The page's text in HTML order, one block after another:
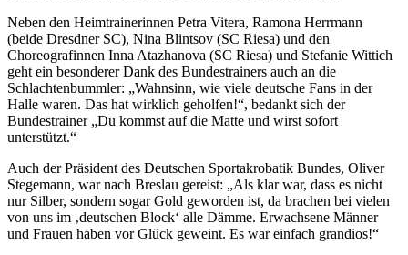
Neben den Heimtrainerinnen Petra Vitera, Ramona Herrmann
(beide Dresdner SC), Nina Blintsov (SC Riesa) und den
Choreografinnen Inna Atazhanova (SC Riesa) und Stefanie Wittich
geht ein besonderer Dank des Bundestrainers auch an die
Schlachtenbummler: „Wahnsinn, wie viele deutsche Fans in der
Halle waren. Das hat wirklich geholfen!“, bedankt sich der
Bundestrainer „Du kommst auf die Matte und wirst sofort
unterstützt.“
Auch der Präsident des Deutschen Sportakrobatik Bundes, Oliver
Stegemann, war nach Breslau gereist: „Als klar war, dass es nicht
nur Silber, sondern sogar Gold geworden ist, da brachen bei vielen
von uns im ‚deutschen Block‘ alle Dämme. Erwachsene Männer
und Frauen haben vor Glück geweint. Es war einfach grandios!“